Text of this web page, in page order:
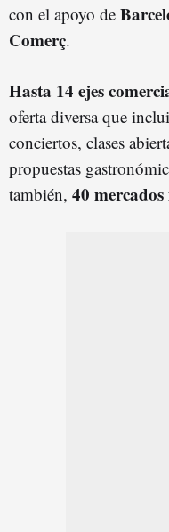
con el apoyo de
Comerç.
Hasta 14 ejes
oferta diversa que
conciertos, clases
propuestas
también, 40